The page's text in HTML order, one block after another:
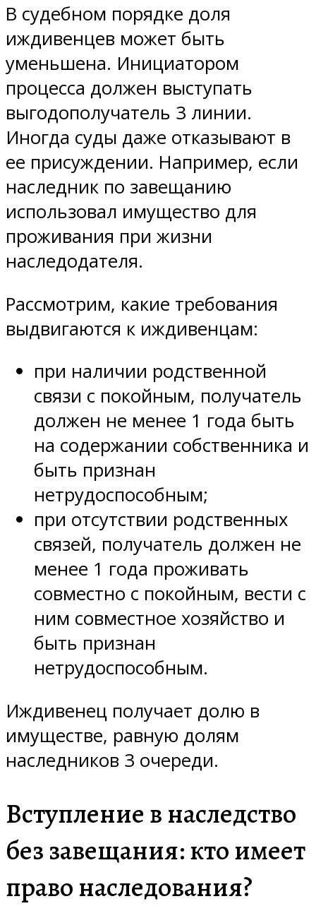
В судебном порядке доля
иждивенцев может быть
уменьшена. Инициатором
процесса должен выступать
выгодополучатель 3 линии.
Иногда суды даже отказывают в
ее присуждении. Например, если
наследник по завещанию
использовал имущество для
проживания при жизни
наследодателя.
Рассмотрим, какие требования
выдвигаются к иждивенцам:
при наличии родственной
связи с покойным, получатель
должен не менее 1 года быть
на содержании собственника и
быть признан
нетрудоспособным;
при отсутствии родственных
связей, получатель должен не
менее 1 года проживать
совместно с покойным, вести с
ним совместное хозяйство и
быть признан
нетрудоспособным.
Иждивенец получает долю в
имуществе, равную долям
наследников 3 очереди.
Вступление в наследство
без завещания: кто имеет
право наследования?